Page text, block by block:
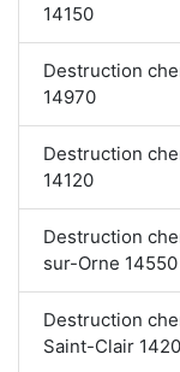
14150
Destruction
14970
Destruction
14120
Destruction
sur-Orne 14550
Destruction
Saint-Clair